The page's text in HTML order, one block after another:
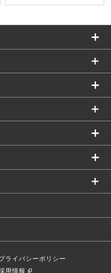
ライバシーポリシー
用情報